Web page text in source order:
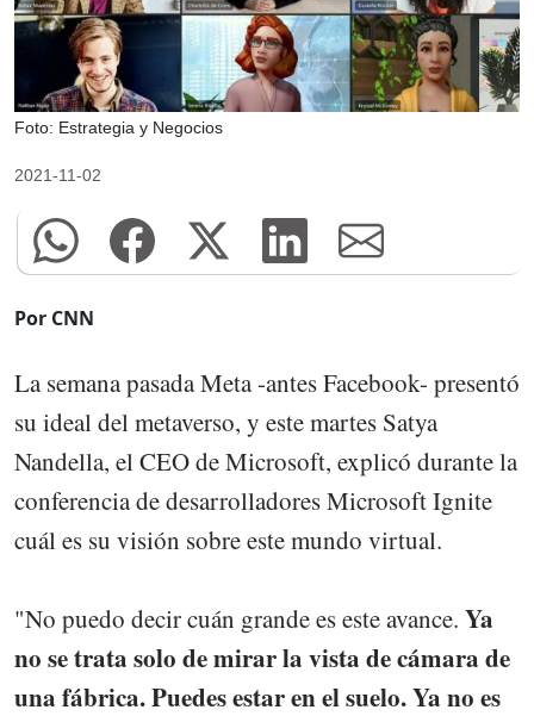
Foto: Estrategia y Negocios
2021-11-02
Por CNN
La semana pasada Meta -antes Facebook- presentó
su ideal del metaverso, y este martes Satya
Nandella, el CEO de Microsoft, explicó durante la
conferencia de desarrolladores Microsoft Ignite
cuál es su visión sobre este mundo virtual.
"No puedo decir cuán grande es este avance. Ya
no se trata solo de mirar la vista de cámara de
una fábrica. Puedes estar en el suelo. Ya no es